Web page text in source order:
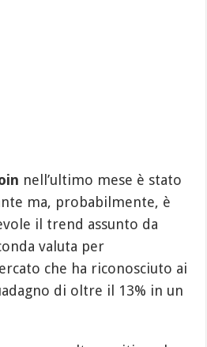
nell’ultimo mese è stato
ma, probabilmente, è
il trend assunto da
valuta per
che ha riconosciuto ai
di oltre il 13% in un